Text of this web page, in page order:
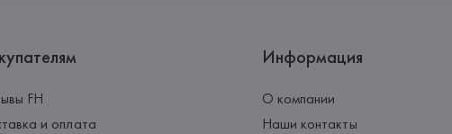
FH
и оплата
Информация
О компании
Наши контакты